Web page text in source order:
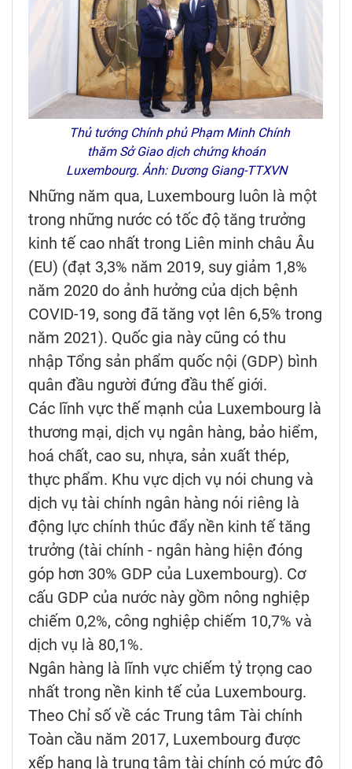
Thủ tướng Chính phủ Phạm Minh Chính
thăm Sở Giao dịch chứng khoán
Luxembourg. Ảnh: Dương Giang-TTXVN
Những năm qua, Luxembourg luôn là một
trong những nước có tốc độ tăng trưởng
kinh tế cao nhất trong Liên minh châu Âu
(EU) (đạt 3,3% năm 2019, suy giảm 1,8%
năm 2020 do ảnh hưởng của dịch bệnh
COVID-19, song đã tăng vọt lên 6,5% trong
năm 2021). Quốc gia này cũng có thu
nhập Tổng sản phẩm quốc nội (GDP) bình
quân đầu người đứng đầu thế giới.
Các lĩnh vực thế mạnh của Luxembourg là
thương mại, dịch vụ ngân hàng, bảo hiểm,
hoá chất, cao su, nhựa, sản xuất thép,
thực phẩm. Khu vực dịch vụ nói chung và
dịch vụ tài chính ngân hàng nói riêng là
động lực chính thúc đẩy nền kinh tế tăng
trưởng (tài chính - ngân hàng hiện đóng
góp hơn 30% GDP của Luxembourg). Cơ
cấu GDP của nước này gồm nông nghiệp
chiếm 0,2%, công nghiệp chiếm 10,7% và
dịch vụ là 80,1%.
Ngân hàng là lĩnh vực chiếm tỷ trọng cao
nhất trong nền kinh tế của Luxembourg.
Theo Chỉ số về các Trung tâm Tài chính
Toàn cầu năm 2017, Luxembourg được
xếp hạng là trung tâm tài chính có mức độ